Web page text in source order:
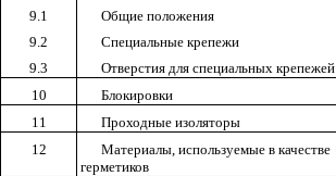
9.1
Общие положения
9.2
Специальные крепежи
9.3
Отверстия для специальных крепежей
10
Блокировки
11
Проходные изоляторы
12
Материалы, используемые в качестве
герметиков